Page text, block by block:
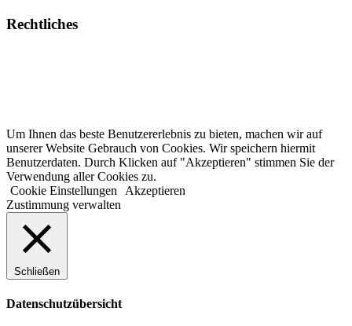
Rechtliches
Um Ihnen das beste Benutzererlebnis zu bieten, machen wir auf
unserer Website Gebrauch von Cookies. Wir speichern hiermit
Benutzerdaten. Durch Klicken auf "Akzeptieren" stimmen Sie der
Verwendung aller Cookies zu.
Cookie Einstellungen Akzeptieren
Zustimmung verwalten
Schließen
Datenschutzübersicht